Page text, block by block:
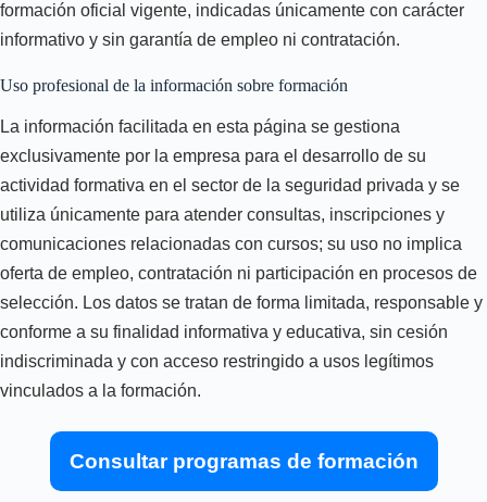
formación oficial vigente, indicadas únicamente con carácter
informativo y sin garantía de empleo ni contratación.
Uso profesional de la información sobre formación
La información facilitada en esta página se gestiona
exclusivamente por la empresa para el desarrollo de su
actividad formativa en el sector de la seguridad privada y se
utiliza únicamente para atender consultas, inscripciones y
comunicaciones relacionadas con cursos; su uso no implica
oferta de empleo, contratación ni participación en procesos de
selección. Los datos se tratan de forma limitada, responsable y
conforme a su finalidad informativa y educativa, sin cesión
indiscriminada y con acceso restringido a usos legítimos
vinculados a la formación.
Consultar programas de formación